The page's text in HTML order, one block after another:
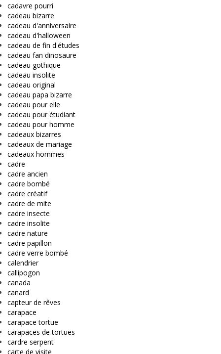
cadavre pourri
cadeau bizarre
cadeau d'anniversaire
cadeau d'halloween
cadeau de fin d'études
cadeau fan dinosaure
cadeau gothique
cadeau insolite
cadeau original
cadeau papa bizarre
cadeau pour elle
cadeau pour étudiant
cadeau pour homme
cadeaux bizarres
cadeaux de mariage
cadeaux hommes
cadre
cadre ancien
cadre bombé
cadre créatif
cadre de mite
cadre insecte
cadre insolite
cadre nature
cadre papillon
cadre verre bombé
calendrier
callipogon
canada
canard
capteur de rêves
carapace
carapace tortue
carapaces de tortues
cardre serpent
carte de visite